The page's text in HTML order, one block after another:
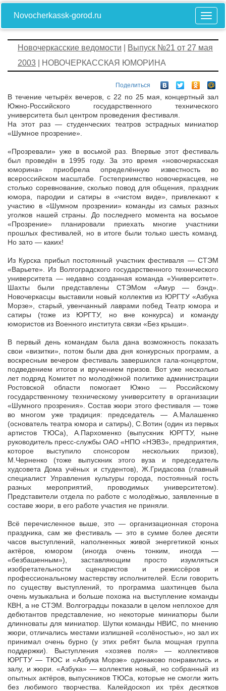
Novocherkassk-gorod.ru
Новочеркасские ведомости
Выпуск №21 от 27 мая
2003 | НОВОЧЕРКАССКАЯ ЮМОРИНА
Поделиться
В течение четырёх вечеров, с 22 по 25 мая, концертный зал
Южно-Российского государственного технического
университета был центром проведения фестиваля.
На этот раз — студенческих театров эстрадных миниатюр
«Шумное прозрение».
«Прозревали» уже в восьмой раз. Впервые этот фестиваль
был проведён в 1995 году. За это время «новочеркасская
юморина» приобрела определённую известность во
всероссийском масштабе. Гостеприимство новочеркасцев, не
столько соревнование, сколько повод для общения, праздник
юмора, пародии и сатиры в «чистом виде», привлекают к
участию в «Шумном прозрении» команды из самых разных
уголков нашей страны. До последнего момента на восьмое
«Прозрение» планировали приехать многие участники
прошлых фестивалей, но в итоге были только шесть команд.
Но зато — каких!
Из Курска прибыл постоянный участник фестиваля — СТЭМ
«Варьете». Из Волгоградского государственного технического
университета — недавно созданная команда «Университет».
Шахты были представлены СТЭМом «Амур — бэнд».
Новочеркасцы выставили новый коллектив из ЮРГТУ «Азбука
Морзе», старый, увенчанный лаврами побед Театр юмора и
сатиры (тоже из ЮРГТУ, но вне конкурса) и команду
юмористов из Военного института связи «Без крыши».
В первый день командам была дана возможность показать
свои «визитки», потом были два дня конкурсных программ, а
воскресным вечером фестиваль завершился гала-концертом,
подведением итогов и вручением призов. Вот уже несколько
лет подряд Комитет по молодёжной политике администрации
Ростовской области помогает Южно — Российскому
государственному техническому университету в организации
«Шумного прозрения». Состав жюри этого фестиваля — тоже
во многом уже традиция: председатель — А.Малашенко
(основатель театра юмора и сатиры), С.Вотин (один из первых
артистов ТЮСа), А.Пархоменко (выпускник ЮРГТУ, ныне
руководитель пресс-службы ОАО «НПО «НЭВЗ», предприятия,
которое выступило спонсором нескольких призов),
М.Черненко (тоже выпускник этого вуза и председатель
худсовета Дома учёных и студентов), Ж.Гридасова (главный
специалист Управления культуры города, постоянный гость
разных мероприятий, проводимых университетом).
Представители отдела по работе с молодёжью, заявленные в
составе жюри, в его работе участия не приняли.
Всё перечисленное выше, это — организационная сторона
праздника, сам же фестиваль — это в сумме более десяти
часов выступлений, наполненных живой энергетикой юных
актёров, юмором (иногда очень тонким, иногда —
«безбашенным»), заставляющим просто изумляться
изобретательности сценаристов и режиссёров и
профессиональному мастерству исполнителей. Если говорить
по существу выступлений, то программа шахтинцев была
очень музыкальна и больше похожа на выступление команды
КВН, а не СТЭМ. Волгоградцы показали в целом неплохое для
дебютантов представление, но некоторые миниатюры были
длинноваты для миниатюр. Шутки команды НВИС, по мнению
жюри, отличались местами излишней «солёностью», но зал их
принимал очень бурно (у этих ребят была мощная группа
поддержки). Выступления «хозяев поля» — коллективов
ЮРГТУ — ТЮС и «Азбука Морзе» одинаково понравились и
залу, и жюри. «Азбука» — коллектив новый, но собранный из
опытных актёров, выпускников ТЮСа, которые не смогли жить
без любимого творчества. Калейдоскоп их трёх десятков